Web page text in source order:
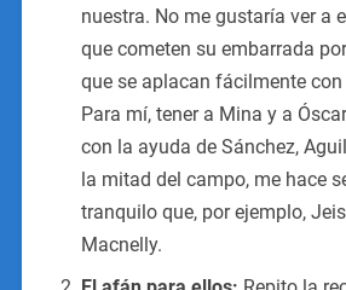
nuestra. No me gustaría ver a
que cometen su embarrada
que se aplacan fácilmente
Para mí, tener a Mina y a
con la ayuda de Sánchez,
la mitad del campo, me hace
tranquilo que, por ejemplo,
Macnelly.